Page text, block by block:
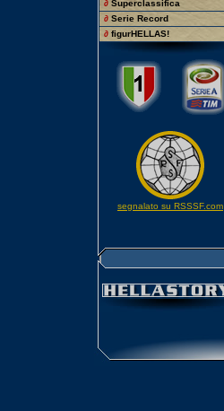
∂ Superclassifica
∂ Serie Record
∂ figurHELLAS!
segnalato su RSSSF.com